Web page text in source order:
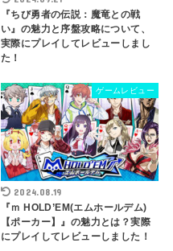
『ちび勇者の伝説：魔竜との戦
い』の魅力と序盤攻略について、
実際にプレイしてレビューしまし
た！
ゲームレビュー
2024.08.19
『ｍ HOLD’EM(エムホールデム)
【ポーカー】』の魅力とは？実際
にプレイしてレビューしました！